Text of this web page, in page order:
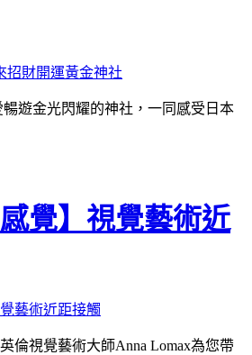
遊金光閃耀的神社，一同感受日本
感覺】視覺藝術近
倫視覺藝術大師Anna Lomax為您帶